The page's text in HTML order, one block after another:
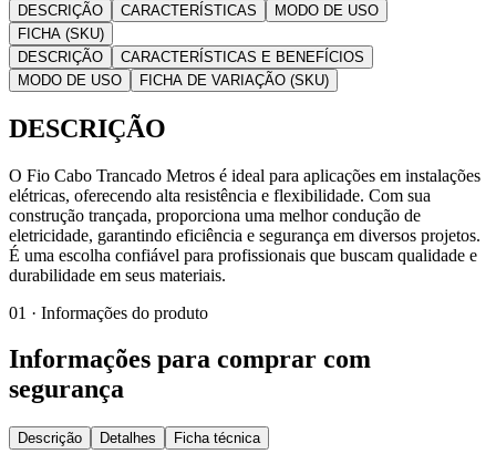
DESCRIÇÃO CARACTERÍSTICAS
MODO DE USO
FICHA (SKU)
DESCRIÇÃO
CARACTERÍSTICAS E BENEFÍCIOS
MODO DE USO
FICHA DE VARIAÇÃO (SKU)
DESCRIÇÃO
O Fio Cabo Trancado Metros é ideal para aplicações em instalações
elétricas, oferecendo alta resistência e flexibilidade. Com sua
construção trançada, proporciona uma melhor condução de
eletricidade, garantindo eficiência e segurança em diversos projetos.
É uma escolha confiável para profissionais que buscam qualidade e
durabilidade em seus materiais.
01 · Informações do produto
Informações para comprar com
segurança
Descrição Detalhes Ficha técnica